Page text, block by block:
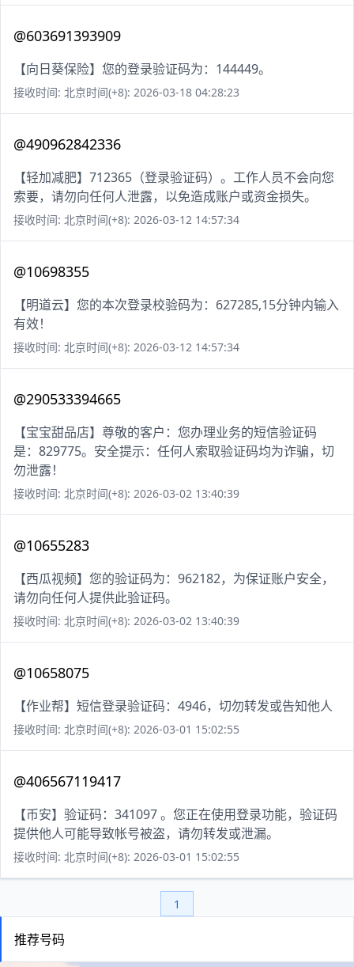
@603691393909
【向日葵保险】您的登录验证码为：144449。
接收时间: 北京时间(+8): 2026-03-18 04:28:23
@490962842336
【轻加减肥】712365（登录验证码）。工作人员不会向您
索要，请勿向任何人泄露，以免造成账户或资金损失。
接收时间: 北京时间(+8): 2026-03-12 14:57:34
@10698355
【明道云】您的本次登录校验码为：627285,15分钟内输入
有效！
接收时间: 北京时间(+8): 2026-03-12 14:57:34
@290533394665
【宝宝甜品店】尊敬的客户：您办理业务的短信验证码
是：829775。安全提示：任何人索取验证码均为诈骗，切
勿泄露！
接收时间: 北京时间(+8): 2026-03-02 13:40:39
@10655283
【西瓜视频】您的验证码为：962182，为保证账户安全，
请勿向任何人提供此验证码。
接收时间: 北京时间(+8): 2026-03-02 13:40:39
@10658075
【作业帮】短信登录验证码：4946，切勿转发或告知他人
接收时间: 北京时间(+8): 2026-03-01 15:02:55
@406567119417
【币安】验证码：341097 。您正在使用登录功能，验证码
提供他人可能导致帐号被盗，请勿转发或泄漏。
接收时间: 北京时间(+8): 2026-03-01 15:02:55
1
推荐号码